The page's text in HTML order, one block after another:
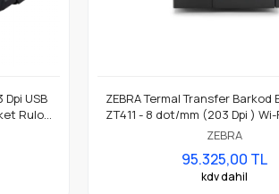
USB
Rulo
ZEBRA Termal Transfer Barkod
ZT411 - 8 dot/mm (203 Dpi ) Wi-
Model No: ZT41142-
ZEBRA
95.325,00 TL
kdv dahil